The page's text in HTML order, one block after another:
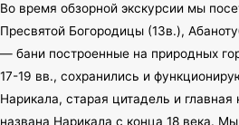
Во время обзорной экскурсии мы
Пресвятой Богородицы (13в.),
— бани построенные на природных
17-19 вв., сохранились и
Нарикала, старая цитадель и главная
названа Нарикала с конца 18 века.